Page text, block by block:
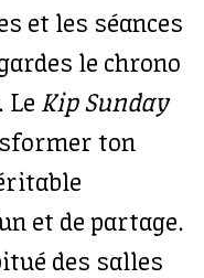
et les séances
le chrono
Le Kip Sunday
ton
et de partage.
des salles